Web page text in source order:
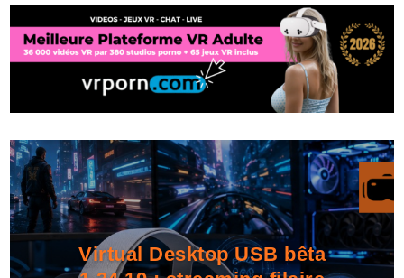
Virtual Desktop USB bêta